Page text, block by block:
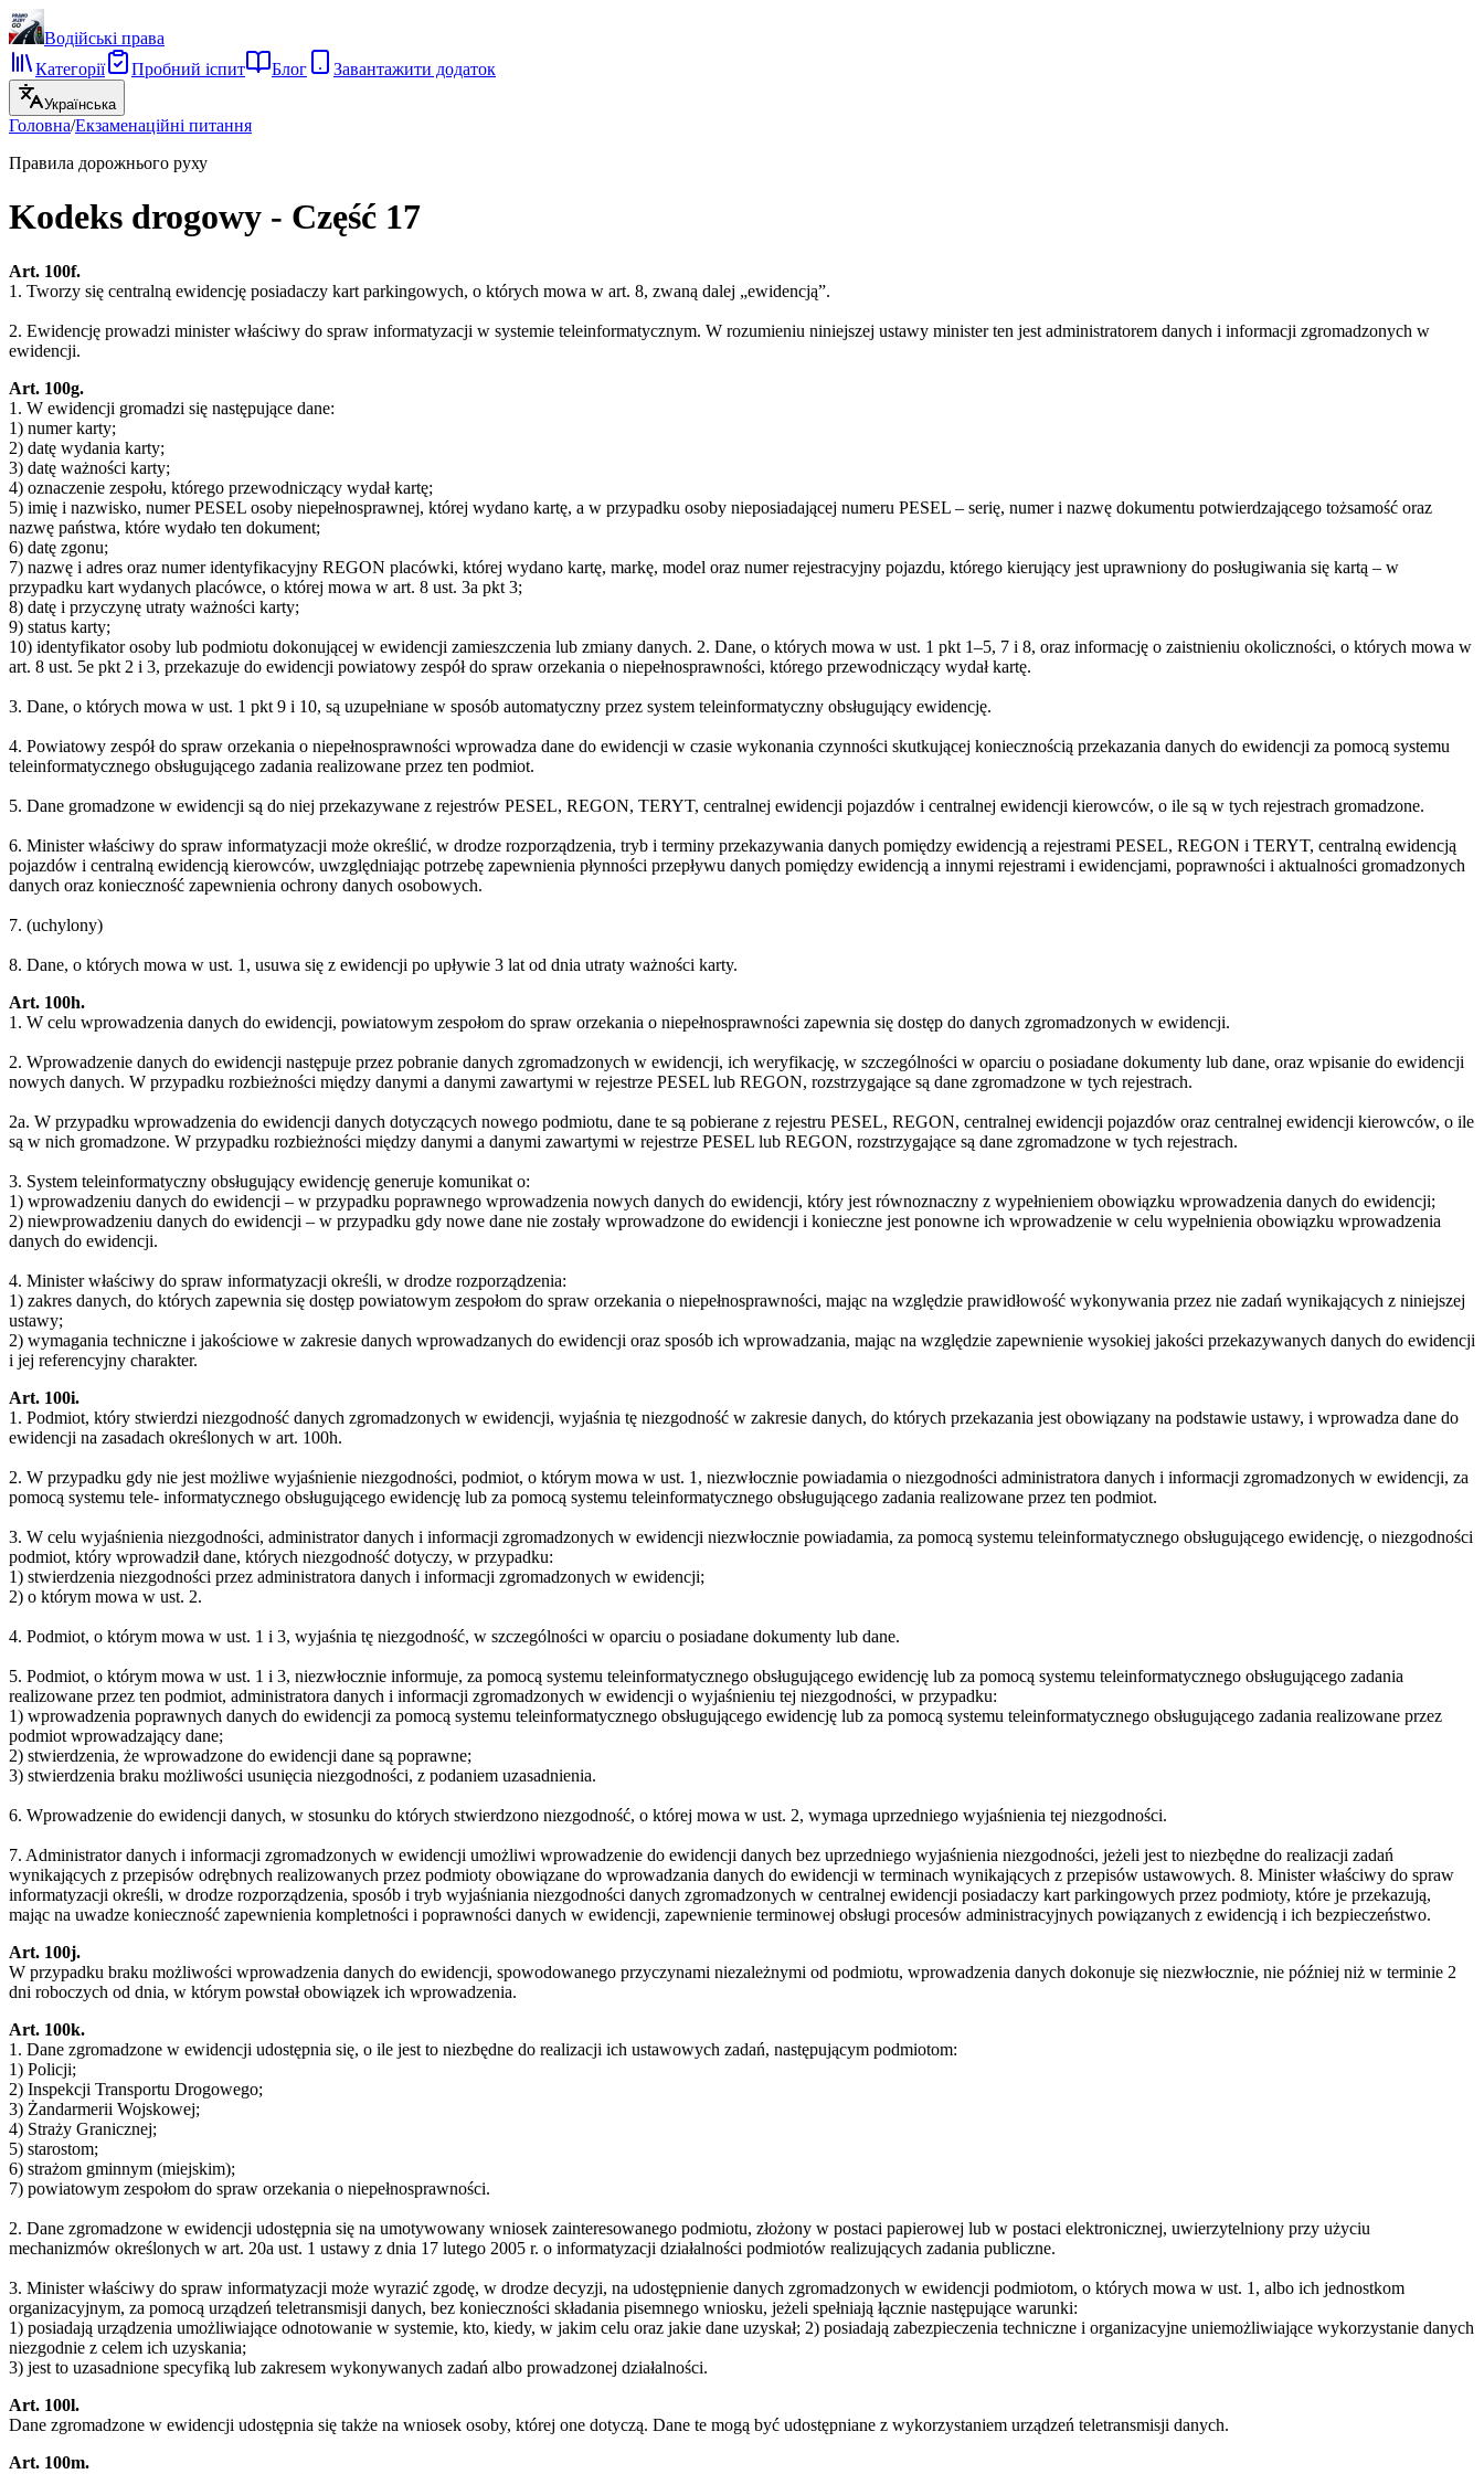
Водійські права
Категорії
Пробний іспит Блог Завантажити додаток
Українська
Головна/Екзаменаційні питання
Правила дорожнього руху
Kodeks drogowy - Część 17
Art. 100f.
1. Tworzy się centralną ewidencję posiadaczy kart parkingowych, o których mowa w art. 8, zwaną dalej „ewidencją”.
2. Ewidencję prowadzi minister właściwy do spraw informatyzacji w systemie teleinformatycznym. W rozumieniu niniejszej ustawy minister ten jest administratorem danych i informacji zgromadzonych w
ewidencji.
Art. 100g.
1. W ewidencji gromadzi się następujące dane:
1) numer karty;
2) datę wydania karty;
3) datę ważności karty;
4) oznaczenie zespołu, którego przewodniczący wydał kartę;
5) imię i nazwisko, numer PESEL osoby niepełnosprawnej, której wydano kartę, a w przypadku osoby nieposiadającej numeru PESEL – serię, numer i nazwę dokumentu potwierdzającego tożsamość oraz
nazwę państwa, które wydało ten dokument;
6) datę zgonu;
7) nazwę i adres oraz numer identyfikacyjny REGON placówki, której wydano kartę, markę, model oraz numer rejestracyjny pojazdu, którego kierujący jest uprawniony do posługiwania się kartą – w
przypadku kart wydanych placówce, o której mowa w art. 8 ust. 3a pkt 3;
8) datę i przyczynę utraty ważności karty;
9) status karty;
10) identyfikator osoby lub podmiotu dokonującej w ewidencji zamieszczenia lub zmiany danych. 2. Dane, o których mowa w ust. 1 pkt 1–5, 7 i 8, oraz informację o zaistnieniu okoliczności, o których mowa w
art. 8 ust. 5e pkt 2 i 3, przekazuje do ewidencji powiatowy zespół do spraw orzekania o niepełnosprawności, którego przewodniczący wydał kartę.
3. Dane, o których mowa w ust. 1 pkt 9 i 10, są uzupełniane w sposób automatyczny przez system teleinformatyczny obsługujący ewidencję.
4. Powiatowy zespół do spraw orzekania o niepełnosprawności wprowadza dane do ewidencji w czasie wykonania czynności skutkującej koniecznością przekazania danych do ewidencji za pomocą systemu
teleinformatycznego obsługującego zadania realizowane przez ten podmiot.
5. Dane gromadzone w ewidencji są do niej przekazywane z rejestrów PESEL, REGON, TERYT, centralnej ewidencji pojazdów i centralnej ewidencji kierowców, o ile są w tych rejestrach gromadzone.
6. Minister właściwy do spraw informatyzacji może określić, w drodze rozporządzenia, tryb i terminy przekazywania danych pomiędzy ewidencją a rejestrami PESEL, REGON i TERYT, centralną ewidencją
pojazdów i centralną ewidencją kierowców, uwzględniając potrzebę zapewnienia płynności przepływu danych pomiędzy ewidencją a innymi rejestrami i ewidencjami, poprawności i aktualności gromadzonych
danych oraz konieczność zapewnienia ochrony danych osobowych.
7. (uchylony)
8. Dane, o których mowa w ust. 1, usuwa się z ewidencji po upływie 3 lat od dnia utraty ważności karty.
Art. 100h.
1. W celu wprowadzenia danych do ewidencji, powiatowym zespołom do spraw orzekania o niepełnosprawności zapewnia się dostęp do danych zgromadzonych w ewidencji.
2. Wprowadzenie danych do ewidencji następuje przez pobranie danych zgromadzonych w ewidencji, ich weryfikację, w szczególności w oparciu o posiadane dokumenty lub dane, oraz wpisanie do ewidencji
nowych danych. W przypadku rozbieżności między danymi a danymi zawartymi w rejestrze PESEL lub REGON, rozstrzygające są dane zgromadzone w tych rejestrach.
2a. W przypadku wprowadzenia do ewidencji danych dotyczących nowego podmiotu, dane te są pobierane z rejestru PESEL, REGON, centralnej ewidencji pojazdów oraz centralnej ewidencji kierowców, o ile
są w nich gromadzone. W przypadku rozbieżności między danymi a danymi zawartymi w rejestrze PESEL lub REGON, rozstrzygające są dane zgromadzone w tych rejestrach.
3. System teleinformatyczny obsługujący ewidencję generuje komunikat o:
1) wprowadzeniu danych do ewidencji – w przypadku poprawnego wprowadzenia nowych danych do ewidencji, który jest równoznaczny z wypełnieniem obowiązku wprowadzenia danych do ewidencji;
2) niewprowadzeniu danych do ewidencji – w przypadku gdy nowe dane nie zostały wprowadzone do ewidencji i konieczne jest ponowne ich wprowadzenie w celu wypełnienia obowiązku wprowadzenia
danych do ewidencji.
4. Minister właściwy do spraw informatyzacji określi, w drodze rozporządzenia:
1) zakres danych, do których zapewnia się dostęp powiatowym zespołom do spraw orzekania o niepełnosprawności, mając na względzie prawidłowość wykonywania przez nie zadań wynikających z niniejszej
ustawy;
2) wymagania techniczne i jakościowe w zakresie danych wprowadzanych do ewidencji oraz sposób ich wprowadzania, mając na względzie zapewnienie wysokiej jakości przekazywanych danych do ewidencji
i jej referencyjny charakter.
Art. 100i.
1. Podmiot, który stwierdzi niezgodność danych zgromadzonych w ewidencji, wyjaśnia tę niezgodność w zakresie danych, do których przekazania jest obowiązany na podstawie ustawy, i wprowadza dane do
ewidencji na zasadach określonych w art. 100h.
2. W przypadku gdy nie jest możliwe wyjaśnienie niezgodności, podmiot, o którym mowa w ust. 1, niezwłocznie powiadamia o niezgodności administratora danych i informacji zgromadzonych w ewidencji, za
pomocą systemu tele- informatycznego obsługującego ewidencję lub za pomocą systemu teleinformatycznego obsługującego zadania realizowane przez ten podmiot.
3. W celu wyjaśnienia niezgodności, administrator danych i informacji zgromadzonych w ewidencji niezwłocznie powiadamia, za pomocą systemu teleinformatycznego obsługującego ewidencję, o niezgodności
podmiot, który wprowadził dane, których niezgodność dotyczy, w przypadku:
1) stwierdzenia niezgodności przez administratora danych i informacji zgromadzonych w ewidencji;
2) o którym mowa w ust. 2.
4. Podmiot, o którym mowa w ust. 1 i 3, wyjaśnia tę niezgodność, w szczególności w oparciu o posiadane dokumenty lub dane.
5. Podmiot, o którym mowa w ust. 1 i 3, niezwłocznie informuje, za pomocą systemu teleinformatycznego obsługującego ewidencję lub za pomocą systemu teleinformatycznego obsługującego zadania
realizowane przez ten podmiot, administratora danych i informacji zgromadzonych w ewidencji o wyjaśnieniu tej niezgodności, w przypadku:
1) wprowadzenia poprawnych danych do ewidencji za pomocą systemu teleinformatycznego obsługującego ewidencję lub za pomocą systemu teleinformatycznego obsługującego zadania realizowane przez
podmiot wprowadzający dane;
2) stwierdzenia, że wprowadzone do ewidencji dane są poprawne;
3) stwierdzenia braku możliwości usunięcia niezgodności, z podaniem uzasadnienia.
6. Wprowadzenie do ewidencji danych, w stosunku do których stwierdzono niezgodność, o której mowa w ust. 2, wymaga uprzedniego wyjaśnienia tej niezgodności.
7. Administrator danych i informacji zgromadzonych w ewidencji umożliwi wprowadzenie do ewidencji danych bez uprzedniego wyjaśnienia niezgodności, jeżeli jest to niezbędne do realizacji zadań
wynikających z przepisów odrębnych realizowanych przez podmioty obowiązane do wprowadzania danych do ewidencji w terminach wynikających z przepisów ustawowych. 8. Minister właściwy do spraw
informatyzacji określi, w drodze rozporządzenia, sposób i tryb wyjaśniania niezgodności danych zgromadzonych w centralnej ewidencji posiadaczy kart parkingowych przez podmioty, które je przekazują,
mając na uwadze konieczność zapewnienia kompletności i poprawności danych w ewidencji, zapewnienie terminowej obsługi procesów administracyjnych powiązanych z ewidencją i ich bezpieczeństwo.
Art. 100j.
W przypadku braku możliwości wprowadzenia danych do ewidencji, spowodowanego przyczynami niezależnymi od podmiotu, wprowadzenia danych dokonuje się niezwłocznie, nie później niż w terminie 2
dni roboczych od dnia, w którym powstał obowiązek ich wprowadzenia.
Art. 100k.
1. Dane zgromadzone w ewidencji udostępnia się, o ile jest to niezbędne do realizacji ich ustawowych zadań, następującym podmiotom:
1) Policji;
2) Inspekcji Transportu Drogowego;
3) Żandarmerii Wojskowej;
4) Straży Granicznej;
5) starostom;
6) strażom gminnym (miejskim);
7) powiatowym zespołom do spraw orzekania o niepełnosprawności.
2. Dane zgromadzone w ewidencji udostępnia się na umotywowany wniosek zainteresowanego podmiotu, złożony w postaci papierowej lub w postaci elektronicznej, uwierzytelniony przy użyciu
mechanizmów określonych w art. 20a ust. 1 ustawy z dnia 17 lutego 2005 r. o informatyzacji działalności podmiotów realizujących zadania publiczne.
3. Minister właściwy do spraw informatyzacji może wyrazić zgodę, w drodze decyzji, na udostępnienie danych zgromadzonych w ewidencji podmiotom, o których mowa w ust. 1, albo ich jednostkom
organizacyjnym, za pomocą urządzeń teletransmisji danych, bez konieczności składania pisemnego wniosku, jeżeli spełniają łącznie następujące warunki:
1) posiadają urządzenia umożliwiające odnotowanie w systemie, kto, kiedy, w jakim celu oraz jakie dane uzyskał; 2) posiadają zabezpieczenia techniczne i organizacyjne uniemożliwiające wykorzystanie danych
niezgodnie z celem ich uzyskania;
3) jest to uzasadnione specyfiką lub zakresem wykonywanych zadań albo prowadzonej działalności.
Art. 100l.
Dane zgromadzone w ewidencji udostępnia się także na wniosek osoby, której one dotyczą. Dane te mogą być udostępniane z wykorzystaniem urządzeń teletransmisji danych.
Art. 100m.